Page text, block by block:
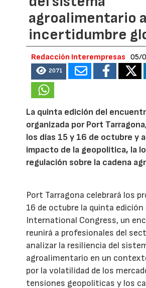
agroalimentario
incertidumbre
Redacción Interempresas 05/
2071
La quinta edición del
organizada por Port
los días 15 y 16 de octubre y
impacto de la geopolítica, la
regulación sobre la cadena
Port Tarragona celebrará los
16 de octubre la quinta edición
International Congress, un
reunirá a profesionales del
analizar la resiliencia del
agroalimentario en un
por la volatilidad de los
tensiones geopolíticas y los